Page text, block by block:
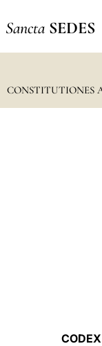
Sancta SEDES
CONSTITUTIONES